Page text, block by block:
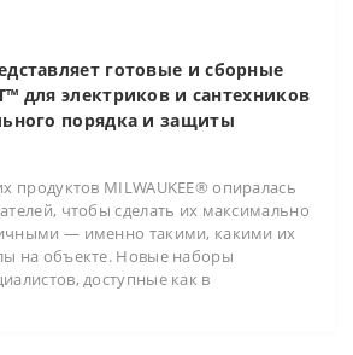
готовые и сборные
для электриков и сантехников
порядка и защиты
продуктов MILWAUKEE® опиралась
чтобы сделать их максимально
— именно такими, какими их
на объекте. Новые наборы
доступные как в